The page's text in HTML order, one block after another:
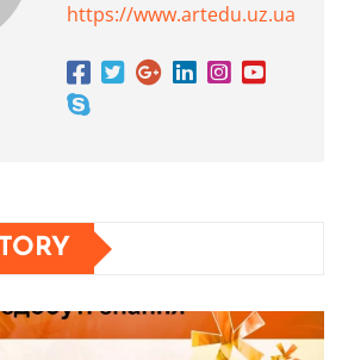
https://www.artedu.uz.ua